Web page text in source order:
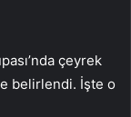
çeyrek
belirlendi. İşte o